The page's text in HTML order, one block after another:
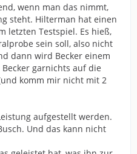
wenn man das nimmt,
steht. Hilterman hat einen
letzten Testspiel. Es hieß,
sein soll, also nicht
dann wird Becker einem
garnichts auf die
komm mir nicht mit 2
aufgestellt werden.
Und das kann nicht